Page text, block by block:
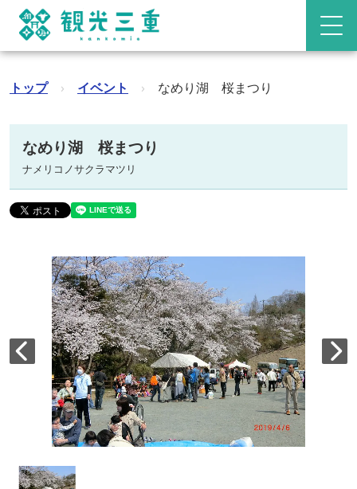
トップ › イベント › なめり湖 桜まつり
なめり湖 桜まつり
ナメリコノサクラマツリ